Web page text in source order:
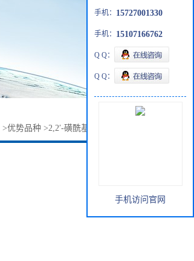
>优势品种 >2,2′-磺酰基双乙醇2580-77-0
手机： 15727001330
手机： 15107166762
Q Q：
Q Q：
手机访问官网